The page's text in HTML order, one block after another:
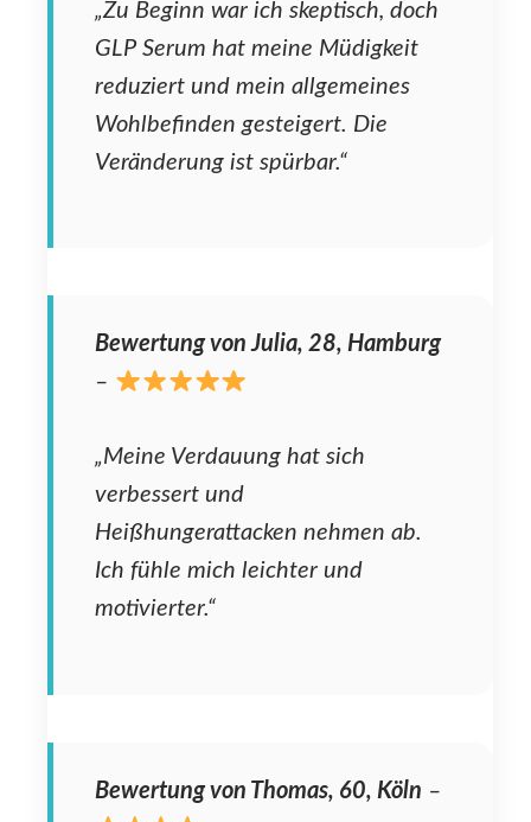
„Zu Beginn war ich skeptisch, doch
GLP Serum hat meine Müdigkeit
reduziert und mein allgemeines
Wohlbefinden gesteigert. Die
Veränderung ist spürbar.“
Bewertung von Julia, 28, Hamburg
–
„Meine Verdauung hat sich
verbessert und
Heißhungerattacken nehmen ab.
Ich fühle mich leichter und
motivierter.“
Bewertung von Thomas, 60, Köln –